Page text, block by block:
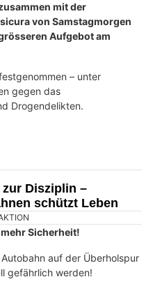
mit der
von Samstagmorgen
Aufgebot am
– unter
gegen das
Drogendelikten.
Disziplin –
schützt Leben
Sicherheit!
auf der Überholspur
gefährlich werden!